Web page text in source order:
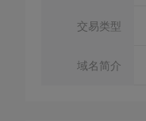
交易类型
域名简介